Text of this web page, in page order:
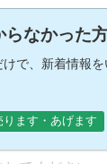
らなかった
で、新着情報
ります・あげます